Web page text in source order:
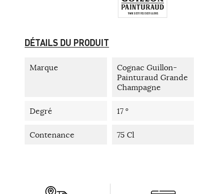
DÉTAILS DU PRODUIT
Marque
Cognac Guillon-
Painturaud Grande
Champagne
Degré 17 °
Contenance 75 Cl